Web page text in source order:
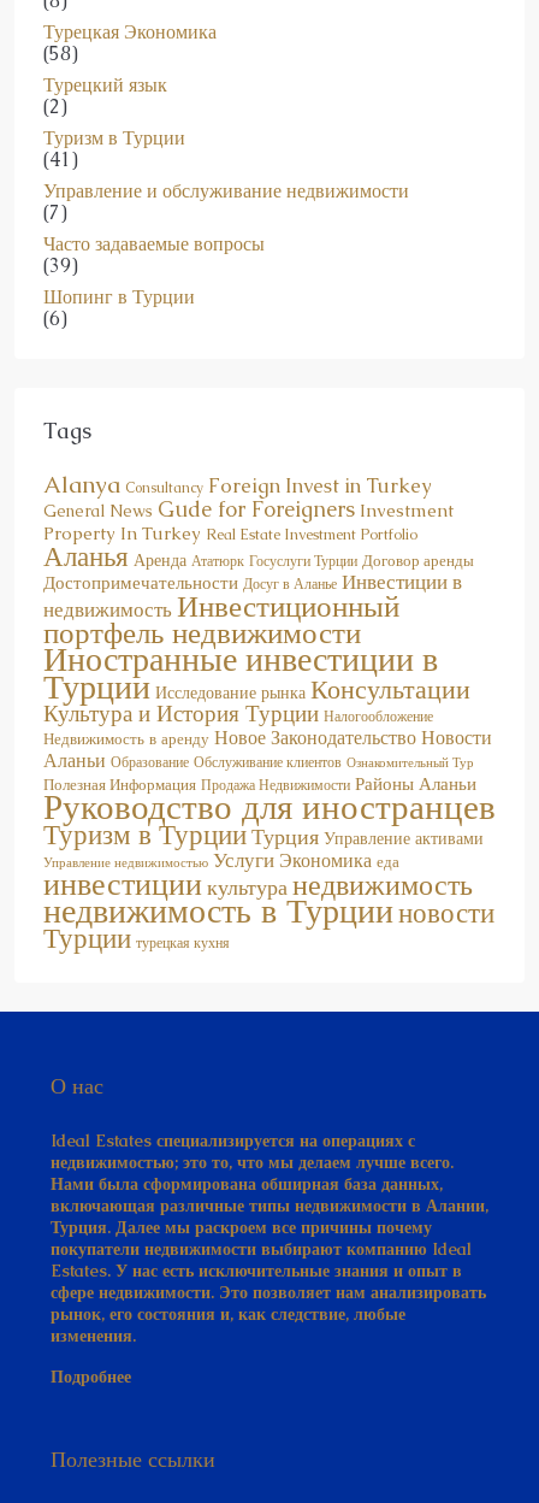
Турецкая Экономика
(58)
Турецкий язык
(2)
Туризм в Турции
(41)
Управление и обслуживание недвижимости
(7)
Часто задаваемые вопросы
(39)
Шопинг в Турции
(6)
Tags
Alanya Consultancy Foreign Invest in Turkey
General News Gude for Foreigners Investment
Property In Turkey Real Estate Investment Portfolio
Аланья Аренда Ататюрк Госуслуги Турции Договор аренды
Достопримечательности Досуг в Аланье
Инвестиции в
недвижимость Инвестиционный
портфель недвижимости
Иностранные инвестиции в
Турции Исследование рынка Консультации
Культура и История Турции Налогообложение
Недвижимость в аренду Новое ЗаконодательствоНовости
Аланьи Образование Обслуживание клиентов Ознакомительный Тур
Полезная Информация Продажа Недвижимости Районы Аланьи
Руководство для иностранцев
Туризм в ТурцииТурция Управление активами
Управление недвижимостью УслугиЭкономика
инвестициикультура недвижимость
недвижимость в Турцииновости
Турции
О нас
Ideal Estates специализируется на операциях с
недвижимостью; это то, что мы делаем лучше всего.
Нами была сформирована обширная база данных,
включающая различные типы недвижимости в Алании,
Турция. Далее мы раскроем все причины почему
покупатели недвижимости выбирают компанию Ideal
Estates. У нас есть исключительные знания и опыт в
сфере недвижимости. Это позволяет нам анализировать
рынок, его состояния и, как следствие, любые
изменения.
Подробнее
Полезные ссылки